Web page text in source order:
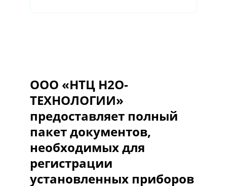
ООО «НТЦ Н2О-
ТЕХНОЛОГИИ»
предоставляет полный
пакет документов,
необходимых для
регистрации
установленных приборов